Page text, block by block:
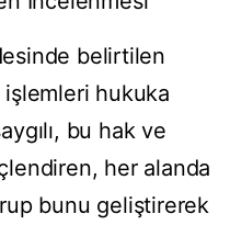
belirtilen
hukuka
bu hak ve
her alanda
bunu geliştirerek